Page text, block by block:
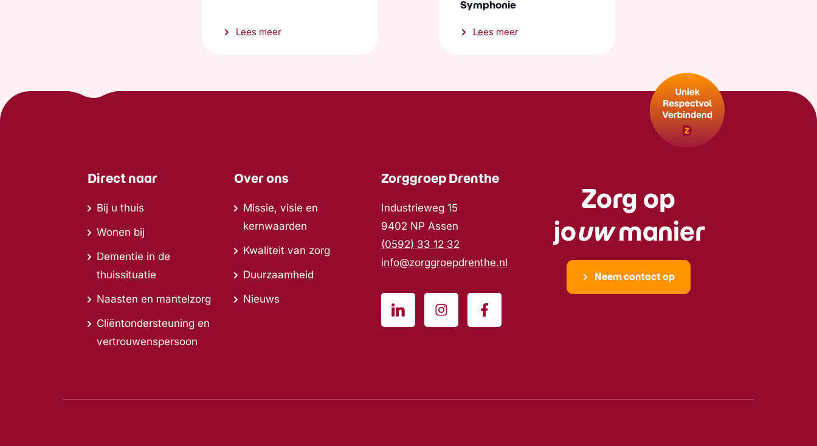
Lees meer
Symphonie
Lees meer
Direct naar
Bij u thuis
Wonen bij
Dementie in de
thuissituatie
Naasten en mantelzorg
Cliëntondersteuning en
vertrouwenspersoon
Over ons
Missie, visie en
kernwaarden
Kwaliteit van zorg
Duurzaamheid
Nieuws
Zorggroep Drenthe
Industrieweg 15
9402 NP Assen
(0592) 33 12 32
info@zorggroepdrenthe.nl
Zorg op
jouwmanier
Neem contact op